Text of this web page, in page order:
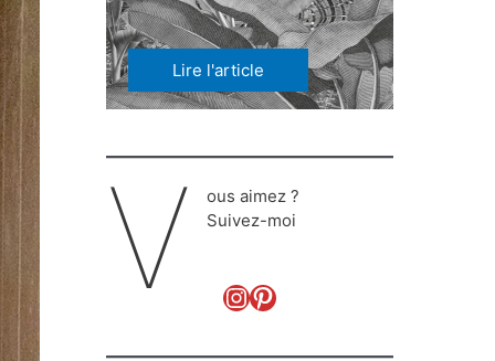
Lire l'article
V
ous aimez ?
Suivez-moi
InstagramPinterest